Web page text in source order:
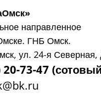
направленное
ГНБ Омск.
ул. 24-я Северная,
20-73-47